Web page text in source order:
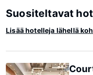
Suositeltavat
Lisää hotelleja lähellä